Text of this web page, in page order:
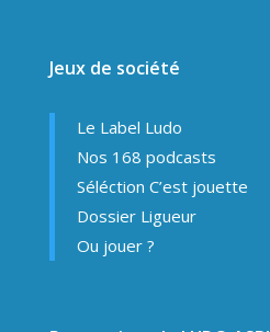
Jeux de société
Le Label Ludo
Nos 168 podcasts
Séléction C’est jouette
Dossier Ligueur
Ou jouer ?